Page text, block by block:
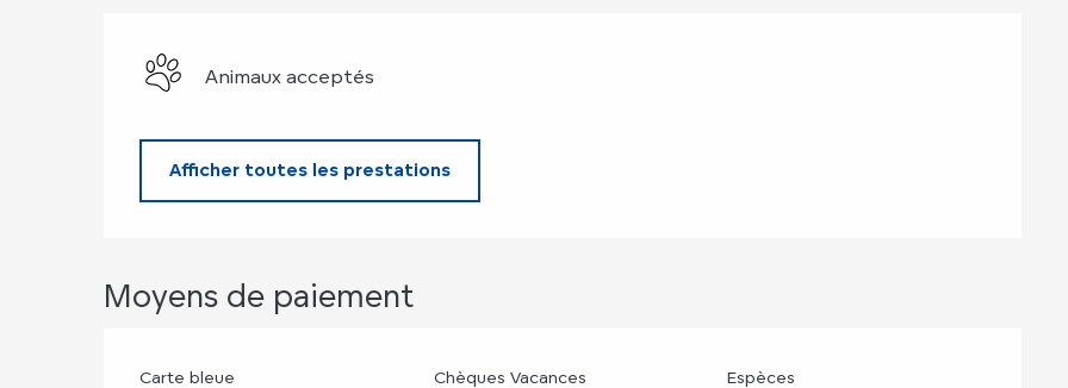
Animaux acceptés
Afficher toutes les prestations
Moyens de paiement
Carte bleue Chèques Vacances Espèces